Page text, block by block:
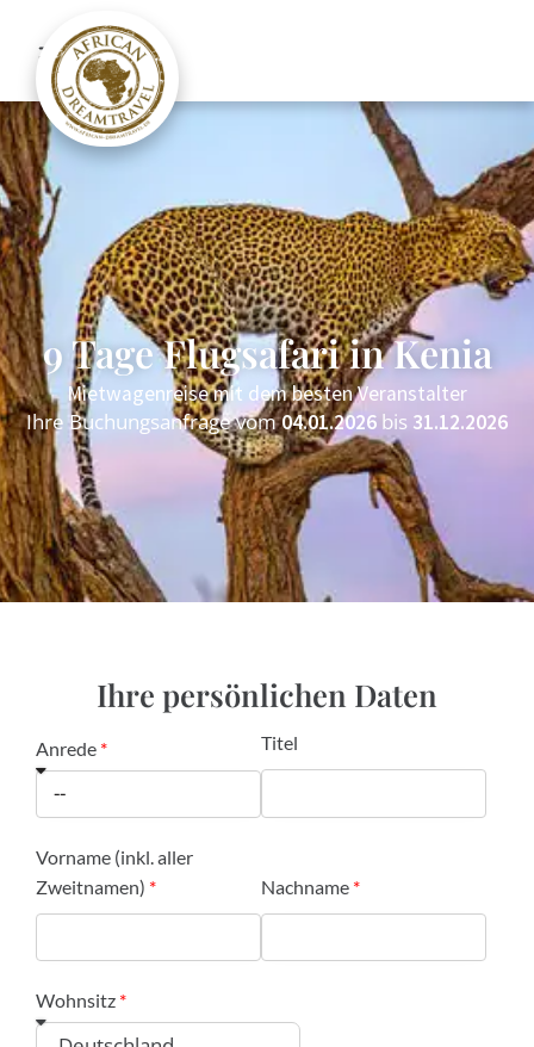
9 Tage Flugsafari in Kenia
Mietwagenreise mit dem besten Veranstalter
Ihre Buchungsanfrage vom04.01.2026 bis 31.12.2026
Ihre persönlichen Daten
Anrede Titel
Vorname (inkl. aller
Zweitnamen)
Nachname
Wohnsitz